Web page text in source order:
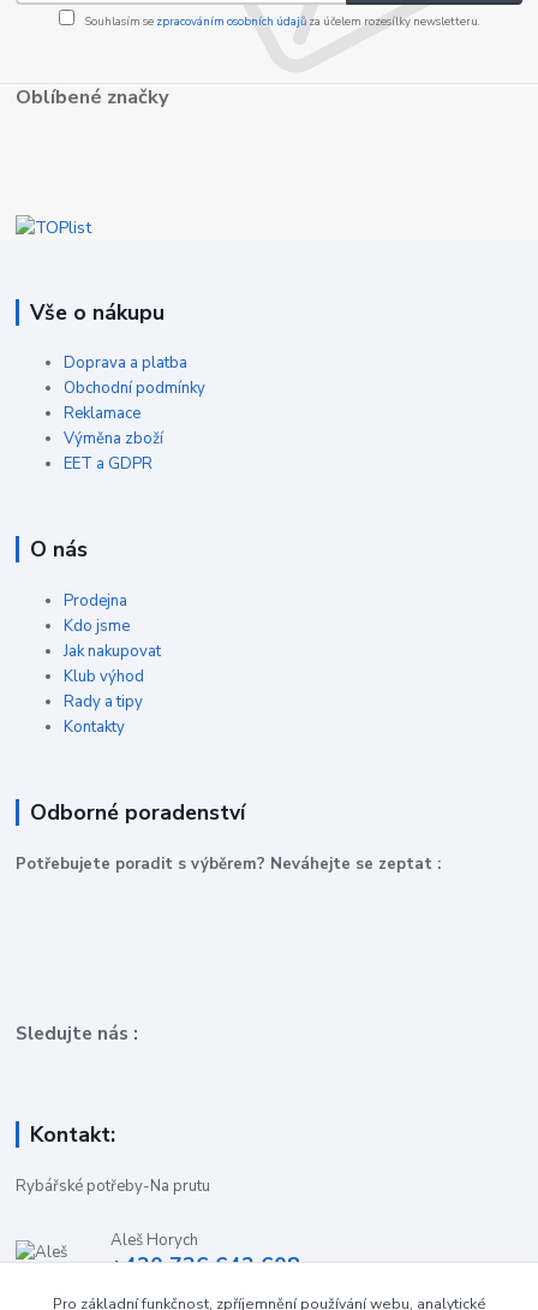
Souhlasím se zpracováním osobních údajůza účelem rozesílky newsletteru.
Oblíbené značky
Vše o nákupu
Doprava a platba
Obchodní podmínky
Reklamace
Výměna zboží
EET a GDPR
O nás
Prodejna
Kdo jsme
Jak nakupovat
Klub výhod
Rady a tipy
Kontakty
Odborné poradenství
Potřebujete poradit s výběrem? Neváhejte se zeptat :
Sledujte nás :
Kontakt:
Rybářské potřeby-Na prutu
Aleš Horych
+420 736 642 608
Pro základní funkčnost, zpříjemnění používání webu, analytické